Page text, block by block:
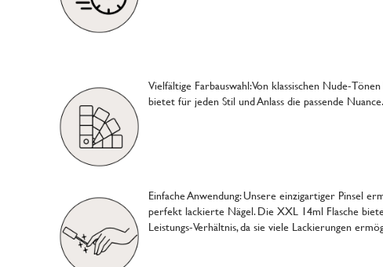
Vielfältige Farbauswahl: Von klassischen Nude-
bietet für jeden Stil und Anlass die passende Nuance.
Einfache Anwendung: Unsere einzigartiger Pinsel
perfekt lackierte Nägel. Die XXL 14ml Flasche
Leistungs-Verhältnis, da sie viele Lackierungen